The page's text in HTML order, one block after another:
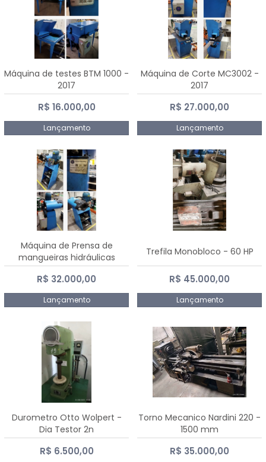
Máquina de testes BTM 1000 -
2017
R$ 16.000,00
Lançamento
Máquina de Corte MC3002 -
2017
R$ 27.000,00
Lançamento
Máquina de Prensa de
mangueiras hidráulicas
PE50TF - 2017
R$ 32.000,00
Lançamento
Trefila Monobloco - 60 HP
R$ 45.000,00
Lançamento
Durometro Otto Wolpert -
Dia Testor 2n
R$ 6.500,00
Torno Mecanico Nardini 220 -
1500 mm
R$ 35.000,00